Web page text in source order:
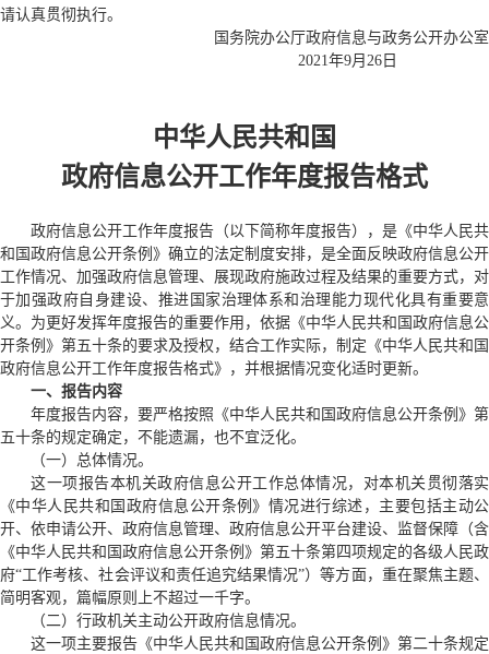
请认真贯彻执行。
国务院办公厅政府信息与政务公开办公室
2021年9月26日
中华人民共和国
政府信息公开工作年度报告格式
政府信息公开工作年度报告（以下简称年度报告），是《中华人民共
和国政府信息公开条例》确立的法定制度安排，是全面反映政府信息公开
工作情况、加强政府信息管理、展现政府施政过程及结果的重要方式，对
于加强政府自身建设、推进国家治理体系和治理能力现代化具有重要意
义。为更好发挥年度报告的重要作用，依据《中华人民共和国政府信息公
开条例》第五十条的要求及授权，结合工作实际，制定《中华人民共和国
政府信息公开工作年度报告格式》，并根据情况变化适时更新。
一、报告内容
年度报告内容，要严格按照《中华人民共和国政府信息公开条例》第
五十条的规定确定，不能遗漏，也不宜泛化。
（一）总体情况。
这一项报告本机关政府信息公开工作总体情况，对本机关贯彻落实
《中华人民共和国政府信息公开条例》情况进行综述，主要包括主动公
开、依申请公开、政府信息管理、政府信息公开平台建设、监督保障（含
《中华人民共和国政府信息公开条例》第五十条第四项规定的各级人民政
府“工作考核、社会评议和责任追究结果情况”）等方面，重在聚焦主题、
简明客观，篇幅原则上不超过一千字。
（二）行政机关主动公开政府信息情况。
这一项主要报告《中华人民共和国政府信息公开条例》第二十条规定